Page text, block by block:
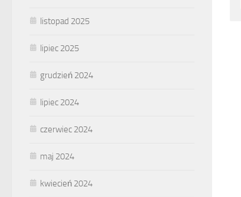
listopad 2025
lipiec 2025
grudzień 2024
lipiec 2024
czerwiec 2024
maj 2024
kwiecień 2024